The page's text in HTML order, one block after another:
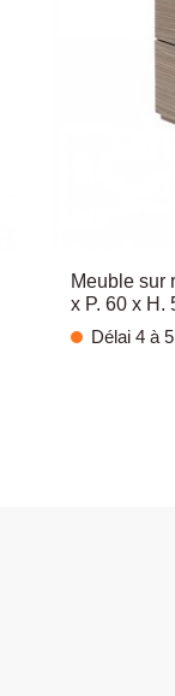
Meuble sur
x P. 60 x H.
Délai 4 à